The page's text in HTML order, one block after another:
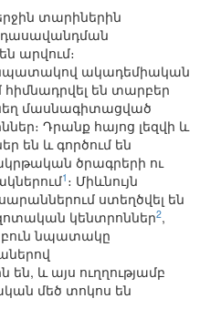
տարիներին
դասավանդման
արվում։
ակադեմիական
են տարբեր
մասնագիտացված
Դրանք հայոց լեզվի և
են և գործում են
ծրագրերի ու
1 ։ Միևնույն
ստեղծվել են
կենտրոններ2,
նպատակը
են, և այս ուղղությամբ
մեծ տոկոս են